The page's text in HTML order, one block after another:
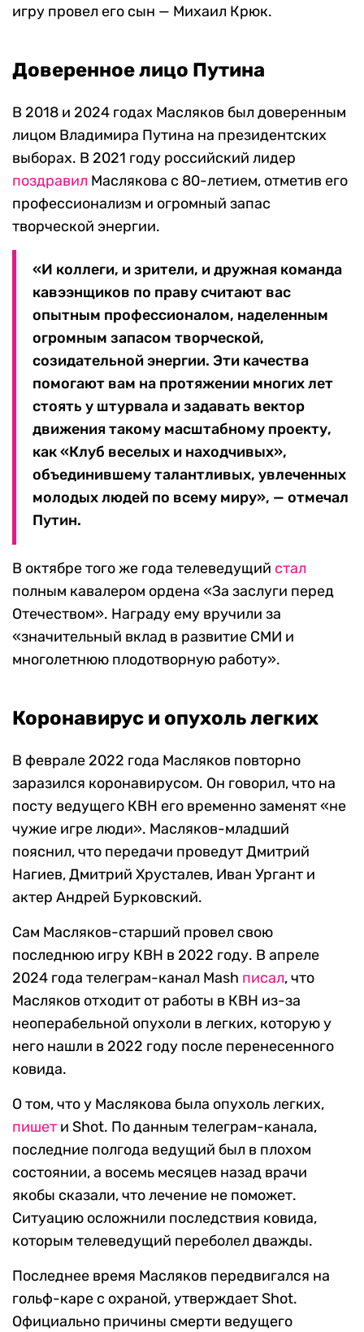
игру провел его сын — Михаил Крюк.
Доверенное лицо Путина
В 2018 и 2024 годах Масляков был доверенным
лицом Владимира Путина на президентских
выборах. В 2021 году российский лидер
поздравил Маслякова с 80-летием, отметив его
профессионализм и огромный запас
творческой энергии.
«И коллеги, и зрители, и дружная команда
кавээнщиков по праву считают вас
опытным профессионалом, наделенным
огромным запасом творческой,
созидательной энергии. Эти качества
помогают вам на протяжении многих лет
стоять у штурвала и задавать вектор
движения такому масштабному проекту,
как «Клуб веселых и находчивых»,
объединившему талантливых, увлеченных
молодых людей по всему миру», — отмечал
Путин.
В октябре того же года телеведущий стал
полным кавалером ордена «За заслуги перед
Отечеством». Награду ему вручили за
«значительный вклад в развитие СМИ и
многолетнюю плодотворную работу».
Коронавирус и опухоль легких
В феврале 2022 года Масляков повторно
заразился коронавирусом. Он говорил, что на
посту ведущего КВН его временно заменят «не
чужие игре люди». Масляков-младший
пояснил, что передачи проведут Дмитрий
Нагиев, Дмитрий Хрусталев, Иван Ургант и
актер Андрей Бурковский.
Сам Масляков-старший провел свою
последнюю игру КВН в 2022 году. В апреле
2024 года телеграм-канал Mash писал, что
Масляков отходит от работы в КВН из-за
неоперабельной опухоли в легких, которую у
него нашли в 2022 году после перенесенного
ковида.
О том, что у Маслякова была опухоль легких,
пишет и Shot. По данным телеграм-канала,
последние полгода ведущий был в плохом
состоянии, а восемь месяцев назад врачи
якобы сказали, что лечение не поможет.
Ситуацию осложнили последствия ковида,
которым телеведущий переболел дважды.
Последнее время Масляков передвигался на
гольф-каре с охраной, утверждает Shot.
Официально причины смерти ведущего